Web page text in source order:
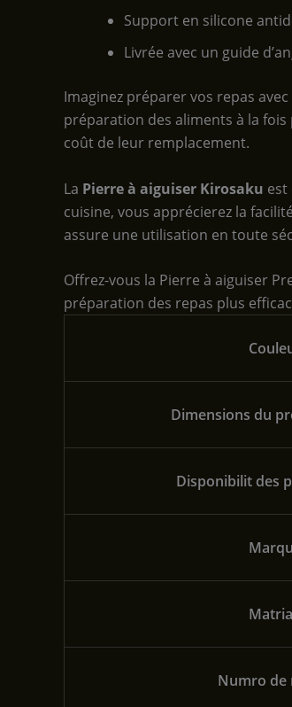
Support en silicone
Livrée avec un guide
Imaginez préparer vos repas
préparation des aliments à la
coût de leur remplacement.
La Pierre à aiguiser Kirosaku est
cuisine, vous apprécierez la
assure une utilisation en toute
Offrez-vous la Pierre à aiguiser
préparation des repas plus
Dimensions du
Disponibilit des
Numro de